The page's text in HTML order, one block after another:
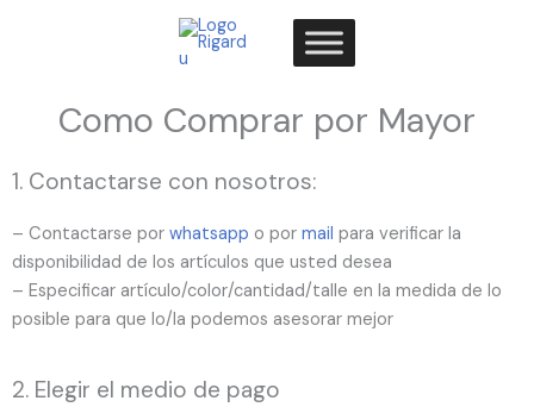
Como Comprar por Mayor
1. Contactarse con nosotros:
– Contactarse por whatsapp o por mail para verificar la
disponibilidad de los artículos que usted desea
– Especificar artículo/color/cantidad/talle en la medida de lo
posible para que lo/la podemos asesorar mejor
2. Elegir el medio de pago